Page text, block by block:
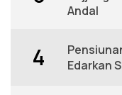
Andal
4
Edarkan